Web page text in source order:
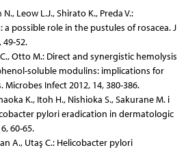
Leow L.J., Shirato K., Preda V.:
possible role in the pustules of rosacea. J
52.
Otto M.: Direct and synergistic hemolysis
soluble modulins: implications for
Infect 2012, 14, 380-386.
K., Itoh H., Nishioka S., Sakurane M. i
pylori eradication in dermatologic
60-65.
A., Utaş C.: Helicobacter pylori